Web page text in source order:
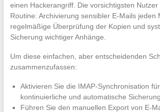
einen Hackerangriff. Die vorsichtigsten
Routine: Archivierung sensibler E-Mails jeden
regelmäßige Überprüfung der Kopien und
Sicherung wichtiger Anhänge.
Um diese einfachen, aber entscheidenden
zusammenzufassen:
Aktivieren Sie die IMAP-Synchronisation
kontinuierliche und automatische Sicherung.
Führen Sie den manuellen Export von E-